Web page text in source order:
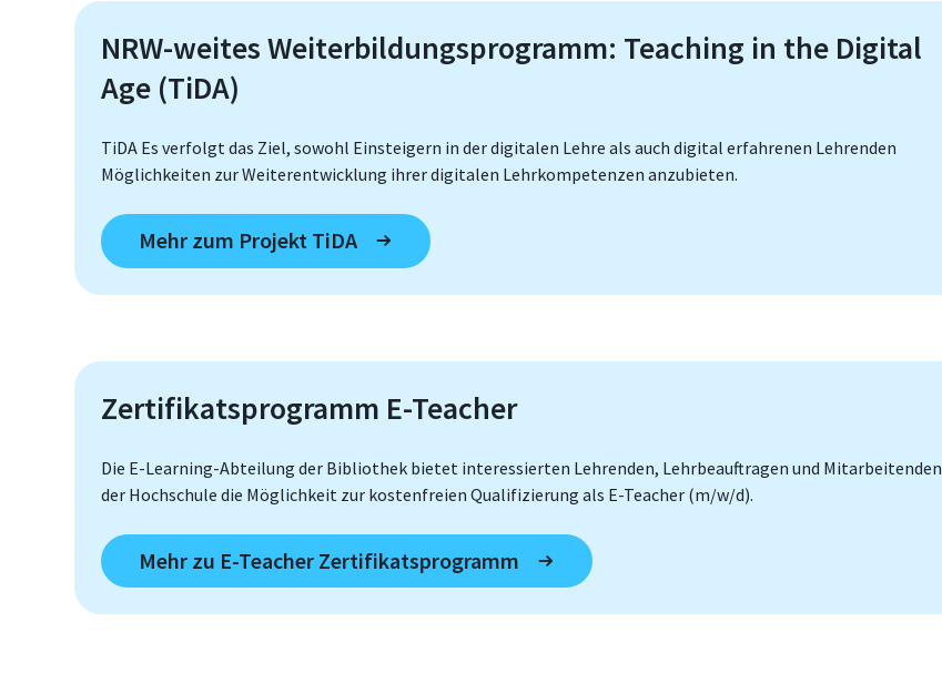
NRW-weites Weiterbildungsprogramm: Teaching in the Digital
Age (TiDA)
TiDA Es verfolgt das Ziel, sowohl Einsteigern in der digitalen Lehre als auch digital erfahrenen Lehrenden
Möglichkeiten zur Weiterentwicklung ihrer digitalen Lehrkompetenzen anzubieten.
Mehr zum Projekt TiDA
Zertifikatsprogramm E-Teacher
Die E-Learning-Abteilung der Bibliothek bietet interessierten Lehrenden, Lehrbeauftragen und Mitarbeitenden
der Hochschule die Möglichkeit zur kostenfreien Qualifizierung als E-Teacher (m/w/d).
Mehr zu E-Teacher Zertifikatsprogramm